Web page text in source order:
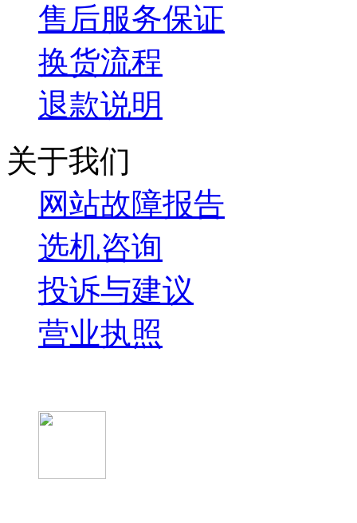
售后服务保证
换货流程
退款说明
关于我们
网站故障报告
选机咨询
投诉与建议
营业执照